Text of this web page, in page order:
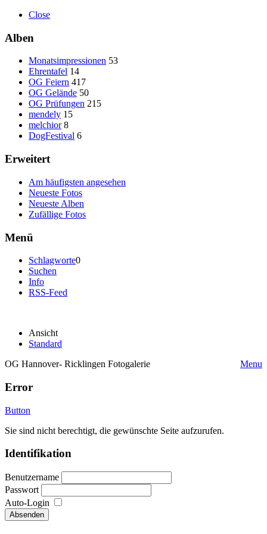
Close
Alben
Monatsimpressionen 53
Ehrentafel 14
OG Feiern 417
OG Gelände 50
OG Prüfungen 215
mendely 15
melchior 8
DogFestival 6
Erweitert
Am häufigsten angesehen
Neueste Fotos
Neueste Alben
Zufällige Fotos
Menü
Schlagworte0
Suchen
Info
RSS-Feed
Ansicht
Standard
OG Hannover- Ricklingen Fotogalerie
Menu
Error
Button
Sie sind nicht berechtigt, die gewünschte Seite aufzurufen.
Identifikation
Benutzername
Passwort
Auto-Login